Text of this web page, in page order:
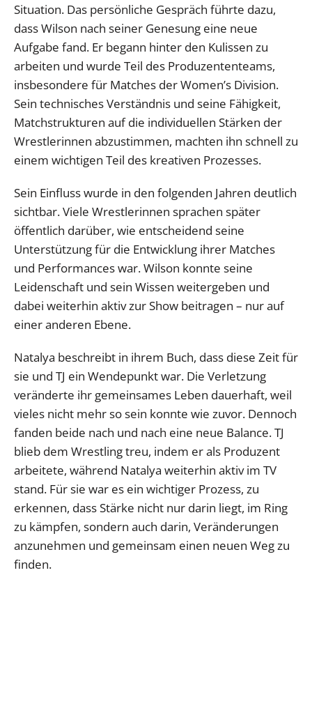
Situation. Das persönliche Gespräch führte dazu,
dass Wilson nach seiner Genesung eine neue
Aufgabe fand. Er begann hinter den Kulissen zu
arbeiten und wurde Teil des Produzententeams,
insbesondere für Matches der Women’s Division.
Sein technisches Verständnis und seine Fähigkeit,
Matchstrukturen auf die individuellen Stärken der
Wrestlerinnen abzustimmen, machten ihn schnell zu
einem wichtigen Teil des kreativen Prozesses.
Sein Einfluss wurde in den folgenden Jahren deutlich
sichtbar. Viele Wrestlerinnen sprachen später
öffentlich darüber, wie entscheidend seine
Unterstützung für die Entwicklung ihrer Matches
und Performances war. Wilson konnte seine
Leidenschaft und sein Wissen weitergeben und
dabei weiterhin aktiv zur Show beitragen – nur auf
einer anderen Ebene.
Natalya beschreibt in ihrem Buch, dass diese Zeit für
sie und TJ ein Wendepunkt war. Die Verletzung
veränderte ihr gemeinsames Leben dauerhaft, weil
vieles nicht mehr so sein konnte wie zuvor. Dennoch
fanden beide nach und nach eine neue Balance. TJ
blieb dem Wrestling treu, indem er als Produzent
arbeitete, während Natalya weiterhin aktiv im TV
stand. Für sie war es ein wichtiger Prozess, zu
erkennen, dass Stärke nicht nur darin liegt, im Ring
zu kämpfen, sondern auch darin, Veränderungen
anzunehmen und gemeinsam einen neuen Weg zu
finden.